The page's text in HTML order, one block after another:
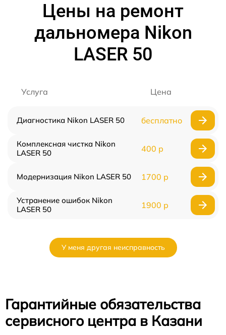
Цены на ремонт
дальномера Nikon
LASER 50
Услуга Цена
Диагностика Nikon LASER 50 бесплатно
Комплексная чистка Nikon
LASER 50
400 р
Модернизация Nikon LASER 50 1700 р
Устранение ошибок Nikon
LASER 50
1900 р
У меня другая неисправность
Гарантийные обязательства
сервисного центра в Казани